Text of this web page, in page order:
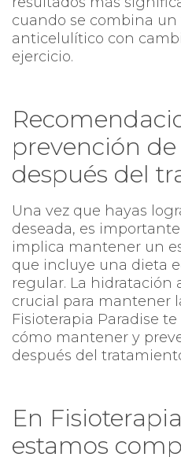
cuando se combina
anticelulítico con
ejercicio.
prevención
después del
Una vez que hayas
deseada, es
implica mantener un
que incluye una dieta
regular. La hidratación
crucial para mantener
Fisioterapia Paradise
cómo mantener y
después del
En
estamos